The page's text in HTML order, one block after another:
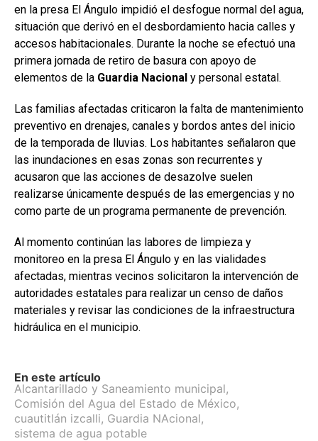
en la presa El Ángulo impidió el desfogue normal del agua,
situación que derivó en el desbordamiento hacia calles y
accesos habitacionales. Durante la noche se efectuó una
primera jornada de retiro de basura con apoyo de
elementos de la Guardia Nacional y personal estatal.
Las familias afectadas criticaron la falta de mantenimiento
preventivo en drenajes, canales y bordos antes del inicio
de la temporada de lluvias. Los habitantes señalaron que
las inundaciones en esas zonas son recurrentes y
acusaron que las acciones de desazolve suelen
realizarse únicamente después de las emergencias y no
como parte de un programa permanente de prevención.
Al momento continúan las labores de limpieza y
monitoreo en la presa El Ángulo y en las vialidades
afectadas, mientras vecinos solicitaron la intervención de
autoridades estatales para realizar un censo de daños
materiales y revisar las condiciones de la infraestructura
hidráulica en el municipio.
En este artículo
Alcantarillado y Saneamiento municipal,
Comisión del Agua del Estado de México,
cuautitlán izcalli, Guardia NAcional,
sistema de agua potable